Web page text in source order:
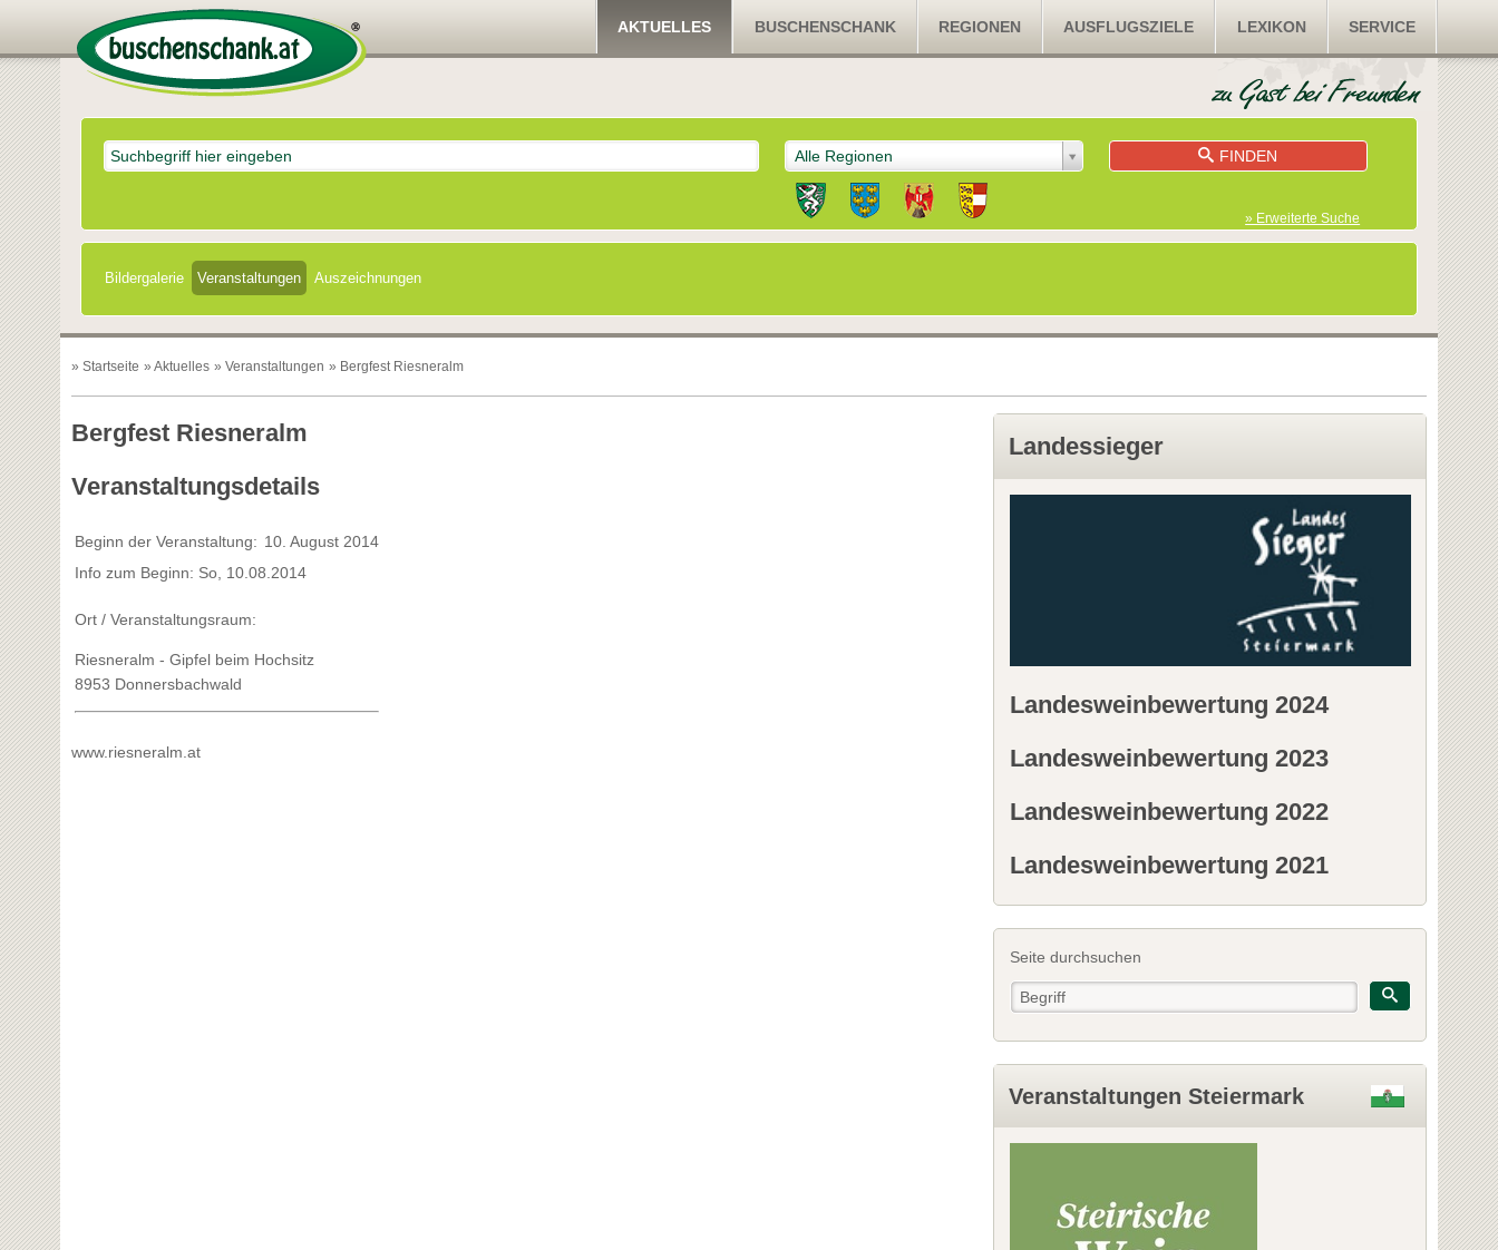
AKTUELLES BUSCHENSCHANK REGIONEN AUSFLUGSZIELE LEXIKON SERVICE
Alle Regionen FINDEN
» Erweiterte Suche
Bildergalerie Veranstaltungen Auszeichnungen
» Startseite » Aktuelles » Veranstaltungen » Bergfest Riesneralm
Bergfest Riesneralm
Veranstaltungsdetails
Beginn der Veranstaltung: 10. August 2014
Info zum Beginn: So, 10.08.2014
Ort / Veranstaltungsraum:
Riesneralm - Gipfel beim Hochsitz
8953 Donnersbachwald
www.riesneralm.at
Landessieger
Landesweinbewertung 2024
Landesweinbewertung 2023
Landesweinbewertung 2022
Landesweinbewertung 2021
Seite durchsuchen
Veranstaltungen Steiermark